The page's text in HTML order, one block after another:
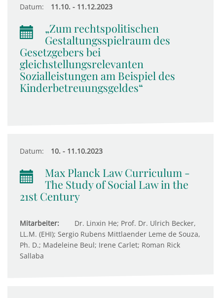
Datum: 11.10. - 11.12.2023
„Zum rechtspolitischen
Gestaltungsspielraum des
Gesetzgebers bei
gleichstellungsrelevanten
Sozialleistungen am Beispiel des
Kinderbetreuungsgeldes“
Datum: 10. - 11.10.2023
Max Planck Law Curriculum -
The Study of Social Law in the
21st Century
Mitarbeiter:
Dr. Linxin He; Prof. Dr. Ulrich Becker,
LL.M. (EHI); Sergio Rubens Mittlaender Leme de Souza,
Ph. D.; Madeleine Beul; Irene Carlet; Roman Rick
Sallaba